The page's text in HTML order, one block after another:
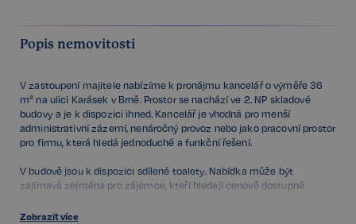
Popis nemovitosti
V zastoupení majitele nabízíme k pronájmu kancelář o výměře 36
m² na ulici Karásek v Brně. Prostor se nachází ve 2. NP skladové
budovy a je k dispozici ihned. Kancelář je vhodná pro menší
administrativní zázemí, nenáročný provoz nebo jako pracovní prostor
pro firmu, která hledá jednoduché a funkční řešení.
V budově jsou k dispozici sdílené toalety. Nabídka může být
zajímavá zejména pro zájemce, kteří hledají cenově dostupné
dostupností v Brně. Pro více informací nebo sjednání prohlídky nás
Zobrazit více